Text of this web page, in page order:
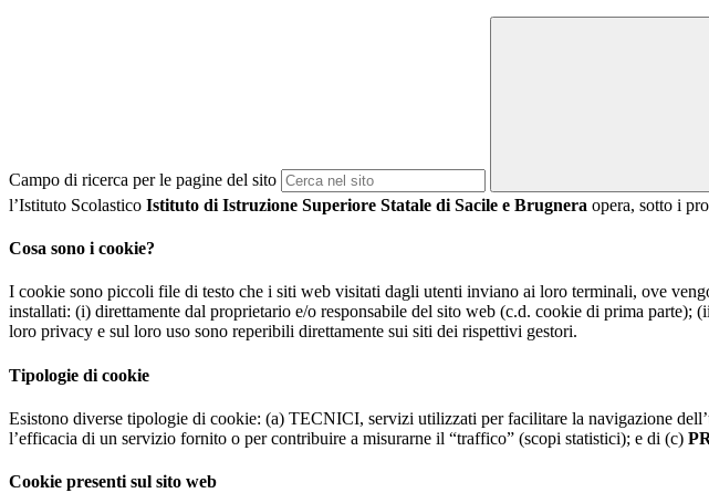
Campo di ricerca per le pagine del sito
l’Istituto Scolastico Istituto di Istruzione Superiore Statale di Sacile e Brugnera opera, sotto i
Cosa sono i cookie?
I cookie sono piccoli file di testo che i siti web visitati dagli utenti inviano ai loro terminali, ove
installati: (i) direttamente dal proprietario e/o responsabile del sito web (c.d. cookie di prima
loro privacy e sul loro uso sono reperibili direttamente sui siti dei rispettivi gestori.
Tipologie di cookie
Esistono diverse tipologie di cookie: (a) TECNICI, servizi utilizzati per facilitare la navigazione
l’efficacia di un servizio fornito o per contribuire a misurarne il “traffico” (scopi statistici); e di (c)
Cookie presenti sul sito web